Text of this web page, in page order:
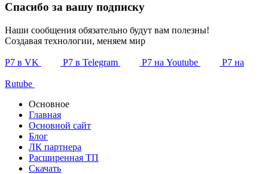
Спасибо за вашу подписку
Наши сообщения обязательно будут вам полезны!
Создавая технологии, меняем мир
Р7 в VK Р7 в Telegram Р7 на Youtube Р7 на
Rutube
Основное
Главная
Основной сайт
Блог
ЛК партнера
Расширенная ТП
Скачать